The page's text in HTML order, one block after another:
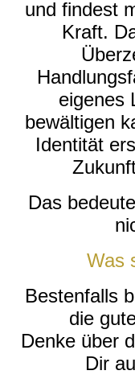
und findest
Kraft.
eigenes
bewältigen
Identität
Das
Was
Bestenfalls
die
Denke über
Dir